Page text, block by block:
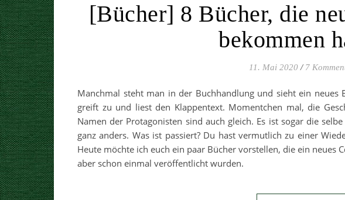
[Bücher] 8 Bücher, die
bekommen
11. Mai 2020 / 7
Manchmal steht man in der Buchhandlung und sieht ein neues
greift zu und liest den Klappentext. Momentchen mal, die
Namen der Protagonisten sind auch gleich. Es ist sogar die
ganz anders. Was ist passiert? Du hast vermutlich zu einer
Heute möchte ich euch ein paar Bücher vorstellen, die ein neues
aber schon einmal veröffentlicht wurden.